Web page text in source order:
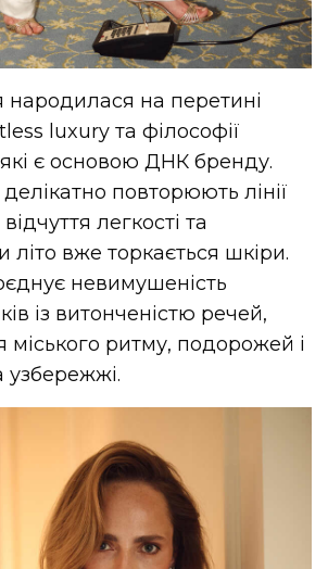
народилася на перетині
luxury та філософії
є основою ДНК бренду.
повторюють лінії
легкості та
літо вже торкається шкіри.
невимушеність
із витонченістю речей,
міського ритму, подорожей і
узбережжі.